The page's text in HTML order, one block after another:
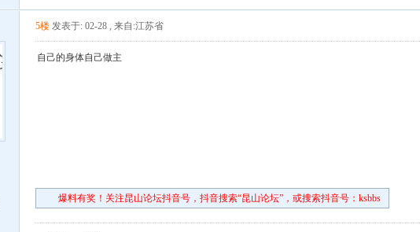
5楼 发表于: 02-28 , 来自:江苏省
自己的身体自己做主
爆料有奖！关注昆山论坛抖音号，抖音搜索“昆山论坛”，或搜索抖音号：ksbbs